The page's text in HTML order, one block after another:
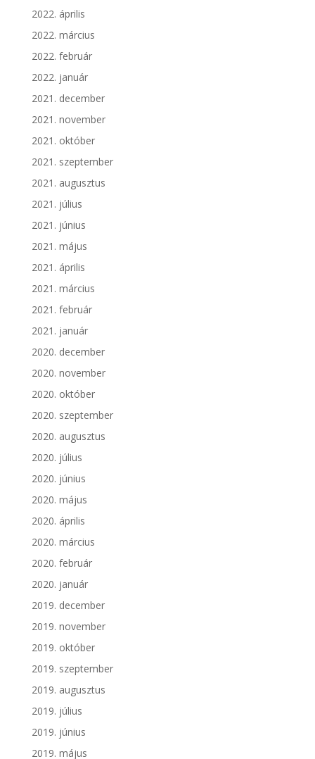
2022. április
2022. március
2022. február
2022. január
2021. december
2021. november
2021. október
2021. szeptember
2021. augusztus
2021. július
2021. június
2021. május
2021. április
2021. március
2021. február
2021. január
2020. december
2020. november
2020. október
2020. szeptember
2020. augusztus
2020. július
2020. június
2020. május
2020. április
2020. március
2020. február
2020. január
2019. december
2019. november
2019. október
2019. szeptember
2019. augusztus
2019. július
2019. június
2019. május